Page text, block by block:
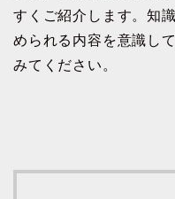
すくご紹介します。知
められる内容を意識し
みてください。